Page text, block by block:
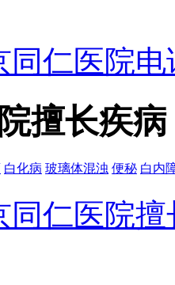
同仁医院电
擅长疾病
白化病 玻璃体混浊 便秘 白内
同仁医院擅